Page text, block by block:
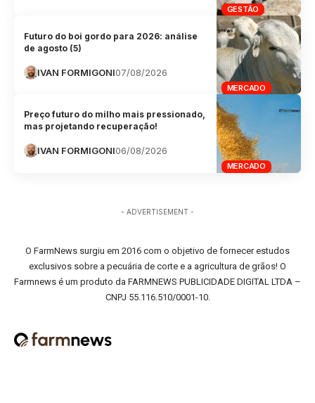
GESTÃO
MERCADO
Futuro do boi gordo para 2026: análise
de agosto (5)
IVAN FORMIGONI07/08/2026
MERCADO
Preço futuro do milho mais pressionado,
mas projetando recuperação!
IVAN FORMIGONI06/08/2026
- ADVERTISEMENT -
O FarmNews surgiu em 2016 com o objetivo de fornecer estudos
exclusivos sobre a pecuária de corte e a agricultura de grãos! O
Farmnews é um produto da FARMNEWS PUBLICIDADE DIGITAL LTDA –
CNPJ 55.116.510/0001-10.